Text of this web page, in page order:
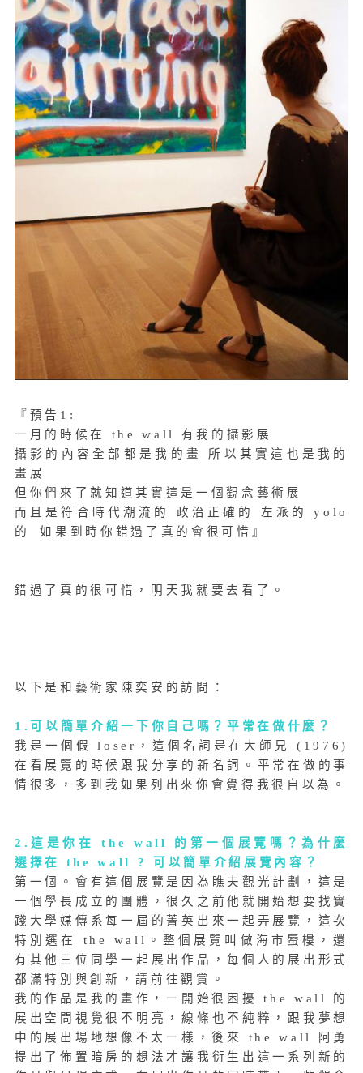
『預告1:
一月的時候在 the wall 有我的攝影展
攝影的內容全部都是我的畫 所以其實這也是我的
畫展
但你們來了就知道其實這是一個觀念藝術展
而且是符合時代潮流的 政治正確的 左派的 yolo
的 如果到時你錯過了真的會很可惜』
錯過了真的很可惜，明天我就要去看了。
以下是和藝術家陳奕安的訪問：
1.可以簡單介紹一下你自己嗎？平常在做什麼？
我是一個假 loser，這個名詞是在大師兄 (1976)
在看展覽的時候跟我分享的新名詞。平常在做的事
情很多，多到我如果列出來你會覺得我很自以為。
2.這是你在 the wall 的第一個展覽嗎？為什麼
選擇在 the wall ? 可以簡單介紹展覽內容？
第一個。會有這個展覽是因為瞧夫觀光計劃，這是
一個學長成立的團體，很久之前他就開始想要找實
踐大學媒傳系每一屆的菁英出來一起弄展覽，這次
特別選在 the wall。整個展覽叫做海市蜃樓，還
有其他三位同學一起展出作品，每個人的展出形式
都滿特別與創新，請前往觀賞。
我的作品是我的畫作，一開始很困擾 the wall 的
展出空間視覺很不明亮，線條也不純粹，跟我夢想
中的展出場地想像不太一樣，後來 the wall 阿勇
提出了佈置暗房的想法才讓我衍生出這一系列新的